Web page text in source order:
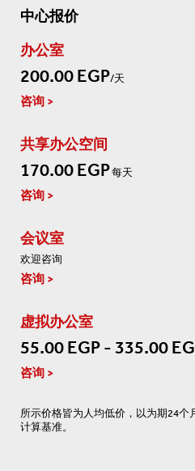
中心报价
办公室
200.00 EGP/天
咨询
共享办公空间
170.00 EGP每天
咨询
会议室
欢迎咨询
咨询
虚拟办公室
55.00 EGP - 335.00
咨询
所示价格皆为人均低价，以为期24个
计算基准。